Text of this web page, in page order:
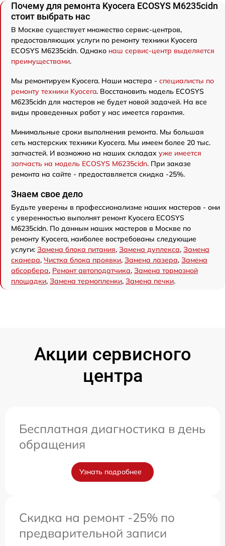
Почему для ремонта Kyocera ECOSYS M6235cidn
стоит выбрать нас
В Москве существует множество сервис-центров,
предоставляющих услуги по ремонту техники Kyocera
ECOSYS M6235cidn. Однако наш сервис-центр выделяется
преимуществами.
Мы ремонтируем Kyocera. Наши мастера - специалисты по
ремонту техники Kyocera. Восстановить модель ECOSYS
M6235cidn для мастеров не будет новой задачей. На все
виды проведенных работ у нас имеется гарантия.
Минимальные сроки выполнения ремонта. Мы большая
сеть мастерских техники Kyocera. Мы имеем более 20 тыс.
запчастей. И возможно на наших складах уже имеется
запчасть на модель ECOSYS M6235cidn. При заказе
ремонта на сайте - предоставляется скидка -25%.
Знаем свое дело
Будьте уверены в профессионализме наших мастеров - они
с уверенностью выполнят ремонт Kyocera ECOSYS
M6235cidn. По данным наших мастеров в Москве по
ремонту Kyocera, наиболее востребованы следующие
услуги: Замена блока питания, Замена дуплекса, Замена
сканера, Чистка блока проявки, Замена лазера, Замена
абсорбера, Ремонт автоподатчика, Замена тормозной
площадки, Замена термопленки, Замена печки.
Акции сервисного
центра
Бесплатная диагностика в день
обращения
Узнать подробнее
Скидка на ремонт -25% по
предварительной записи